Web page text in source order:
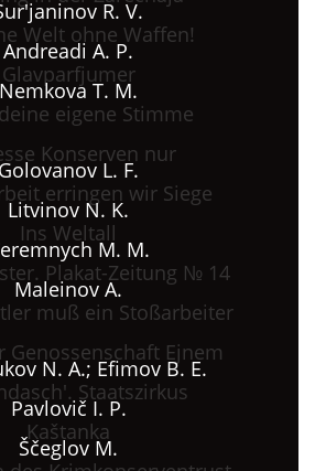
R. V.
Welt ohne Waffen!
Andreadi A. P.
Glavparfjumer
Nemkova T. M.
eigene Stimme
Konserven nur
L. F.
erringen wir Siege
Litvinov N. K.
Ins Weltall
M. M.
Plakat-Zeitung № 14
Maleinov A.
muß ein Stoßarbeiter
Genossenschaft Ejnem
N. A.; Efimov B. E.
Staatszirkus
Pavlovič I. P.
Kaštanka
Ščeglov M.